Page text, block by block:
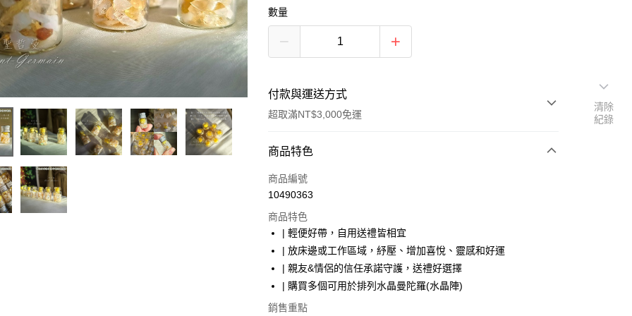
數量
付款與運送方式
超取滿NT$3,000免運
付款方式
信用卡一次付款
LINE Pay
Apple Pay
街口支付
悠遊付
商品特色
商品編號
10490363
商品特色
| 輕便好帶，自用送禮皆相宜
| 放床邊或工作區域，紓壓、增加喜悅、靈感和好運
| 親友&情侶的信任承諾守護，送禮好選擇
| 購買多個可用於排列水晶曼陀羅(水晶陣)
銷售重點
清除
紀錄